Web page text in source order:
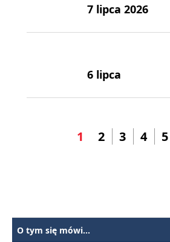
7 lipca 2026
6 lipca
1 2 3 4 5
O tym się mówi...